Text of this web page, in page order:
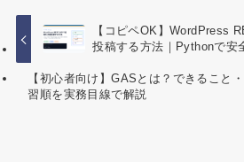
【コピペOK】WordPress
投稿する方法｜Pythonで安
【初心者向け】GASとは？できること
習順を実務目線で解説